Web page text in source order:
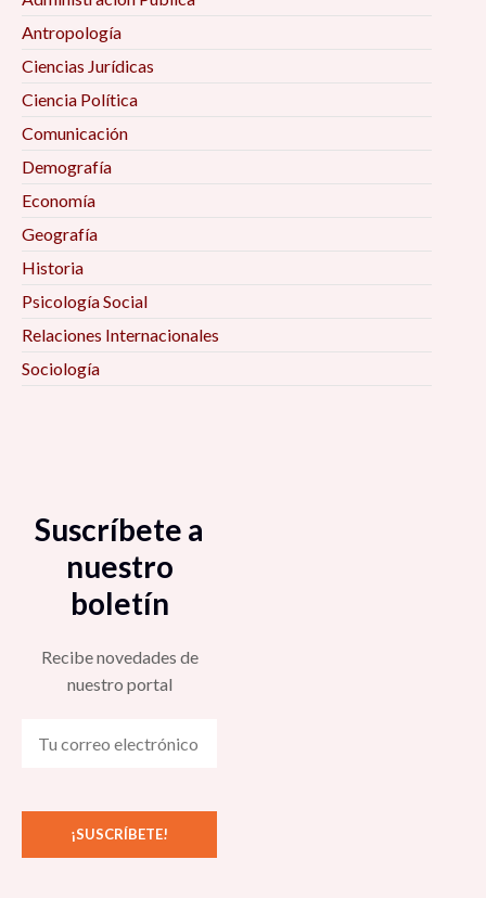
Antropología
Ciencias Jurídicas
Ciencia Política
Comunicación
Demografía
Economía
Geografía
Historia
Psicología Social
Relaciones Internacionales
Sociología
Suscríbete a
nuestro
boletín
Recibe novedades de
nuestro portal